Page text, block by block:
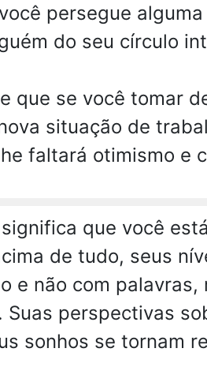
persegue
do seu círculo
que se você tomar
situação de
faltará otimismo e
significa que você
de tudo, seus
e não com
perspectivas
sonhos se tornam